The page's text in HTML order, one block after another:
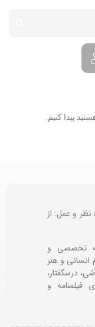
پیدا کنیم.
و عمل: از
تخصصی و
و هنر
درسگفتار،
فیلمنامه و